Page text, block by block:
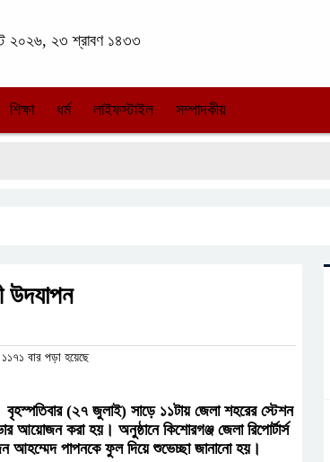
২০২৬, ২৩ শ্রাবণ ১৪৩৩
শিক্ষা ধর্ম লাইফস্টাইল সম্পাদকীয়
উদযাপন
১১৭১ বার পড়া হয়েছে
বৃহস্পতিবার (২৭ জুলাই) সাড়ে ১১টায় জেলা শহরের স্টেশন
করা হয়। অনুষ্ঠানে কিশোরগঞ্জ জেলা রিপোর্টার্স
আহম্মেদ পাপনকে ফুল দিয়ে শুভেচ্ছা জানানো হয়।